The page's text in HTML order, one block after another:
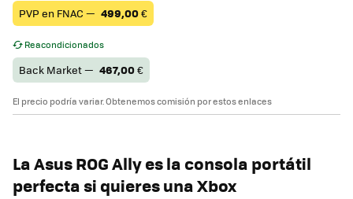
PVP en FNAC — 499,00€
Reacondicionados
Back Market — 467,00€
El precio podría variar. Obtenemos comisión por estos enlaces
La Asus ROG Ally es la consola portátil
perfecta si quieres una Xbox